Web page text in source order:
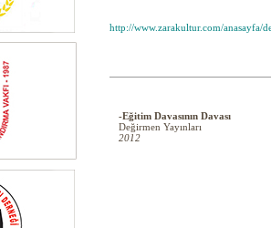
http://www.zarakultur.com/anasayfa/
-Eğitim Davasının Davası
Değirmen Yayınları
2012